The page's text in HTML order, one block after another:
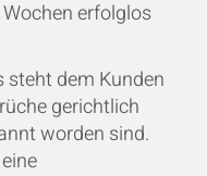
erfolglos
steht dem Kunden
gerichtlich
worden sind.